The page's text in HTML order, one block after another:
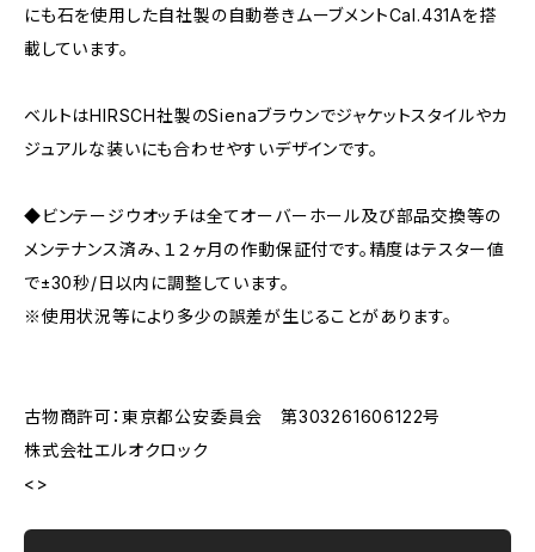
にも石を使用した自社製の自動巻きムーブメントCal.431Aを搭
載しています。
ベルトはHIRSCH社製のSienaブラウンでジャケットスタイルやカ
ジュアルな装いにも合わせやすいデザインです。
◆ビンテージウオッチは全てオーバーホール及び部品交換等の
メンテナンス済み、１２ヶ月の作動保証付です。精度はテスター値
で±30秒/日以内に調整しています。
※使用状況等により多少の誤差が生じることがあります。
古物商許可：東京都公安委員会 第303261606122号
株式会社エルオクロック
<>